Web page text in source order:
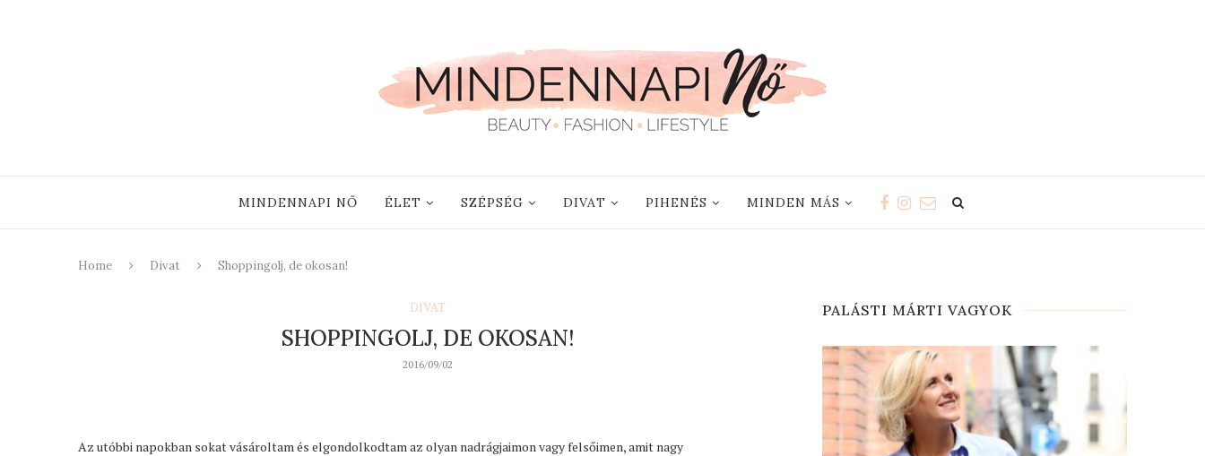
MINDENNAPI NŐ ÉLET SZÉPSÉG DIVAT PIHENÉS MINDEN MÁS
Home Divat Shoppingolj, de okosan!
DIVAT
SHOPPINGOLJ, DE OKOSAN!
2016/09/02
Az utóbbi napokban sokat vásároltam és elgondolkodtam az olyan nadrágjaimon vagy felsőimen, amit nagy
PALÁSTI MÁRTI VAGYOK